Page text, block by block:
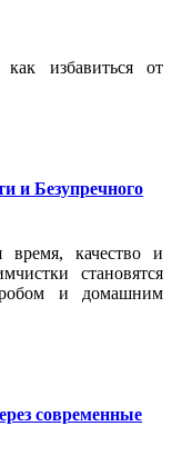
избавиться от
и Безупречного
время, качество и
становятся
и домашним
современные